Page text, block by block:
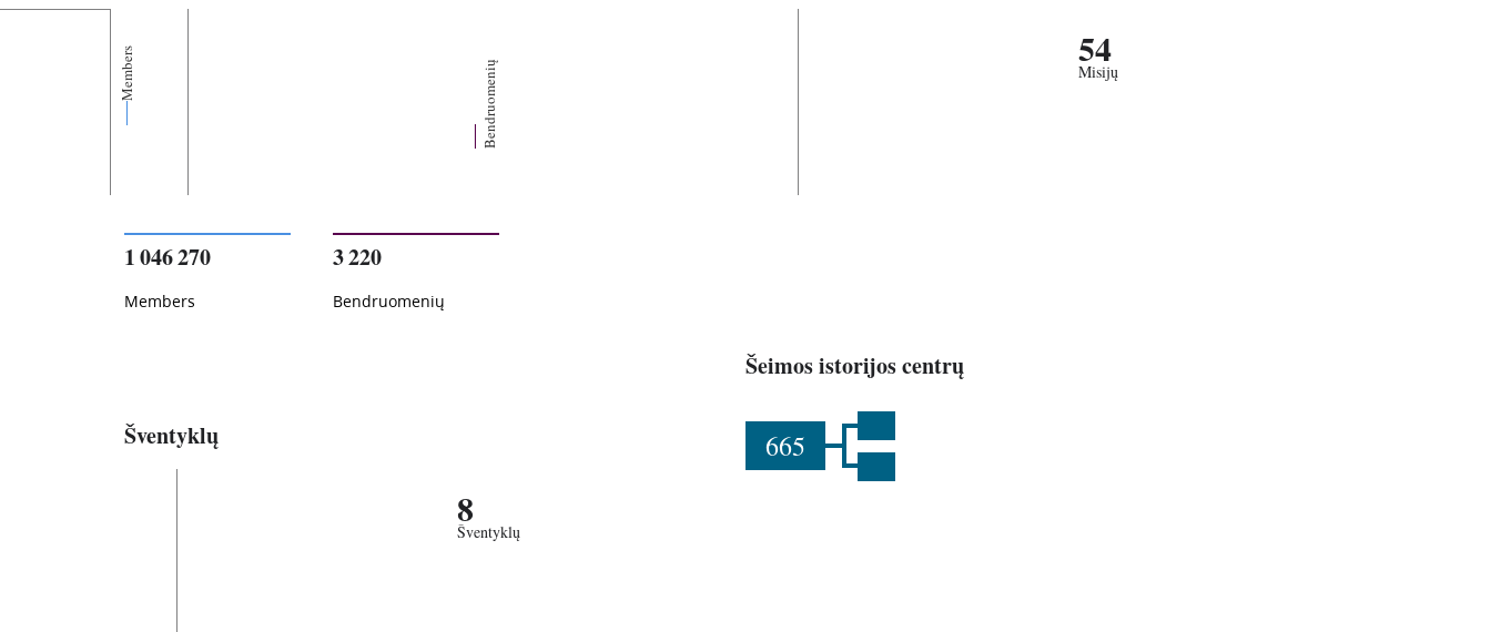
Members Bendruomenių
1 046 270
Members
3 220
Bendruomenių
54
Misijų
Šeimos istorijos centrų
665
Šventyklų
8
Šventyklų